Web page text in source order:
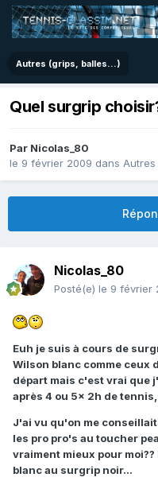
Autres (grips, balles...)
Quel surgrip
Par Nicolas_80
le 9 février 2009 dans Autres
Nicolas_80
Posté(e) le 9 février
Euh je suis à cours de
Wilson blanc comme ceux
départ mais c'est vrai que
après 4 ou 5x 2h de
J'ai vu qu'on me
les pro pro's au toucher
vraiment mieux pour
blanc au surgrip noir...